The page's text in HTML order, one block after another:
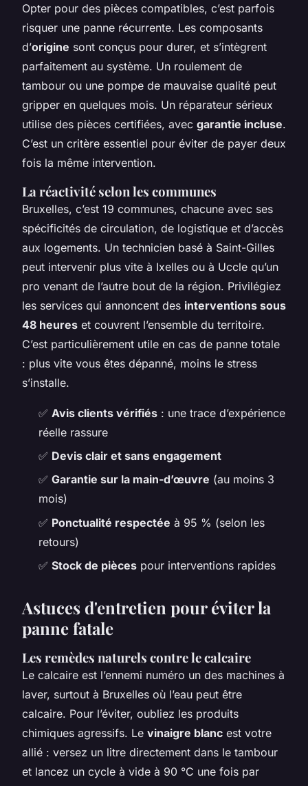
Opter pour des pièces compatibles, c’est parfois
risquer une panne récurrente. Les composants
d’origine sont conçus pour durer, et s’intègrent
parfaitement au système. Un roulement de
tambour ou une pompe de mauvaise qualité peut
gripper en quelques mois. Un réparateur sérieux
utilise des pièces certifiées, avec garantie incluse.
C’est un critère essentiel pour éviter de payer deux
fois la même intervention.
La réactivité selon les communes
Bruxelles, c’est 19 communes, chacune avec ses
spécificités de circulation, de logistique et d’accès
aux logements. Un technicien basé à Saint-Gilles
peut intervenir plus vite à Ixelles ou à Uccle qu’un
pro venant de l’autre bout de la région. Privilégiez
les services qui annoncent des interventions sous
48 heures et couvrent l’ensemble du territoire.
C’est particulièrement utile en cas de panne totale
: plus vite vous êtes dépanné, moins le stress
s’installe.
✅ Avis clients vérifiés : une trace d’expérience
réelle rassure
✅ Devis clair et sans engagement
✅ Garantie sur la main-d’œuvre (au moins 3
mois)
✅ Ponctualité respectée à 95 % (selon les
retours)
✅ Stock de pièces pour interventions rapides
Astuces d'entretien pour éviter la
panne fatale
Les remèdes naturels contre le calcaire
Le calcaire est l’ennemi numéro un des machines à
laver, surtout à Bruxelles où l’eau peut être
calcaire. Pour l’éviter, oubliez les produits
chimiques agressifs. Le vinaigre blanc est votre
allié : versez un litre directement dans le tambour
et lancez un cycle à vide à 90 °C une fois par